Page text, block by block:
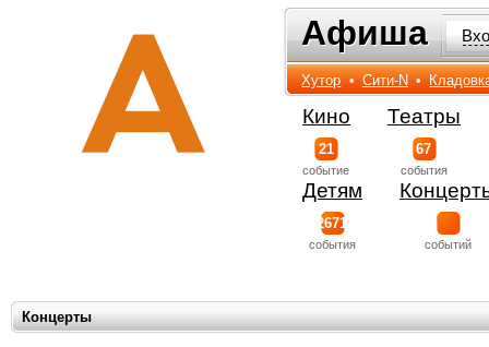
Афиша
Афиша
Хутор • Сити-N •
Кино
21
событиe
Театры
67
события
Детям
2671
события событий
Концерты